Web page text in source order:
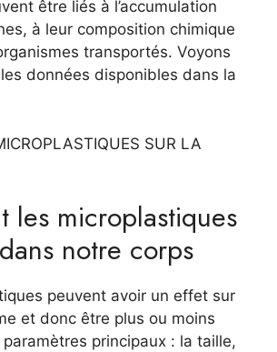
être liés à l’accumulation
à leur composition chimique
transportés. Voyons
données disponibles dans la
SUR LA
les microplastiques
notre corps
peuvent avoir un effet sur
et donc être plus ou moins
principaux : la taille,